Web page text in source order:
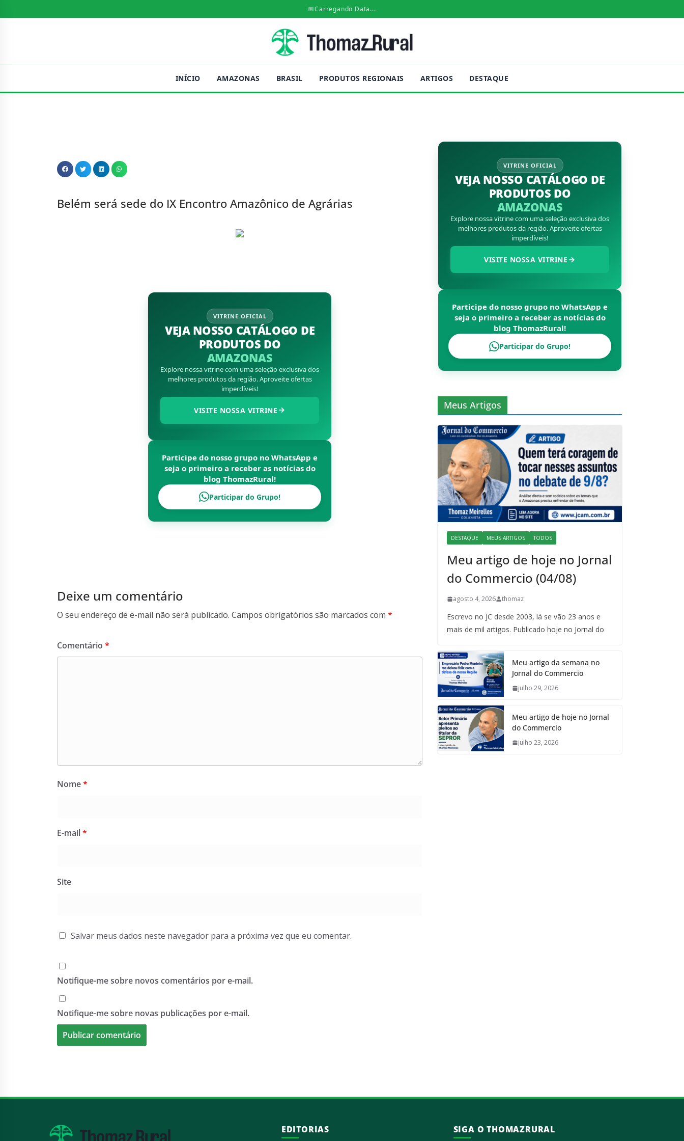
📅Carregando Data...
INÍCIO AMAZONAS BRASIL PRODUTOS REGIONAIS ARTIGOS DESTAQUE
Belém será sede do IX Encontro Amazônico de Agrárias
VITRINE OFICIAL
VEJA NOSSO CATÁLOGO DE
PRODUTOS DO
AMAZONAS
Explore nossa vitrine com uma seleção exclusiva dos
melhores produtos da região. Aproveite ofertas
imperdíveis!
VISITE NOSSA VITRINE
Participe do nosso grupo no WhatsApp e
seja o primeiro a receber as notícias do
blogThomazRural!
Participar do Grupo!
Deixe um comentário
O seu endereço de e-mail não será publicado. Campos obrigatórios são marcados com *
Comentário *
Nome*
E-mail*
Site
Salvar meus dados neste navegador para a próxima vez que eu comentar.
Notifique-me sobre novos comentários por e-mail.
Notifique-me sobre novas publicações por e-mail.
VITRINE OFICIAL
VEJA NOSSO CATÁLOGO DE
PRODUTOS DO
AMAZONAS
Explore nossa vitrine com uma seleção exclusiva dos
melhores produtos da região. Aproveite ofertas
imperdíveis!
VISITE NOSSA VITRINE
Participe do nosso grupo no WhatsApp e
seja o primeiro a receber as notícias do
blogThomazRural!
Participar do Grupo!
Meus Artigos
DESTAQUE MEUS ARTIGOS TODOS
Meu artigo de hoje no Jornal
do Commercio (04/08)
agosto 4, 2026 thomaz
Escrevo no JC desde 2003, lá se vão 23 anos e
mais de mil artigos. Publicado hoje no Jornal do
Meu artigo da semana no
Jornal do Commercio
julho 29, 2026
Meu artigo de hoje no Jornal
do Commercio
julho 23, 2026
EDITORIAS SIGA O THOMAZRURAL